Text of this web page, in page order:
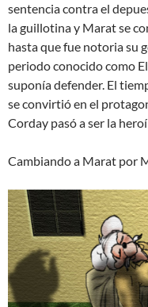
sentencia contra el
la guillotina y Marat se
hasta que fue notoria su
periodo conocido como
suponía defender. El
se convirtió en el
Corday pasó a ser la
Cambiando a Marat por